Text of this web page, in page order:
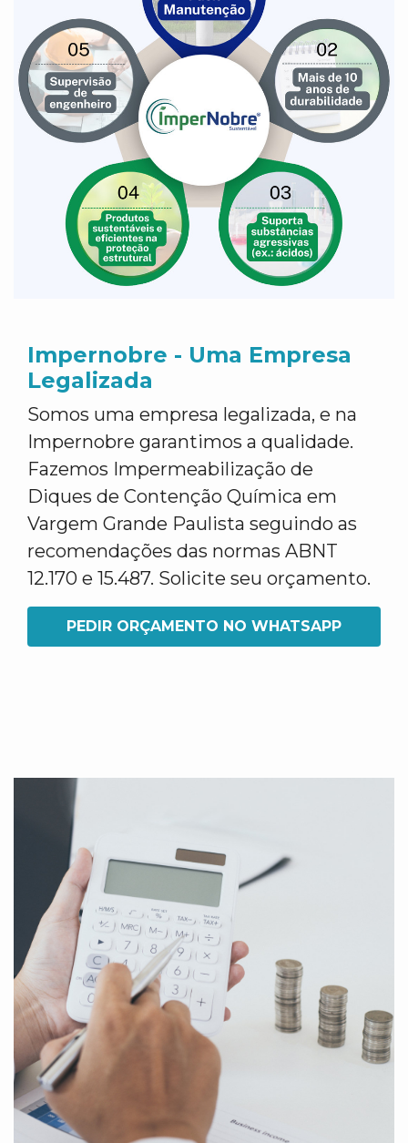
Impernobre - Uma Empresa
Legalizada
Somos uma empresa legalizada, e na
Impernobre garantimos a qualidade.
Fazemos Impermeabilização de
Diques de Contenção Química em
Vargem Grande Paulista seguindo as
recomendações das normas ABNT
12.170 e 15.487. Solicite seu orçamento.
PEDIR ORÇAMENTO NO WHATSAPP